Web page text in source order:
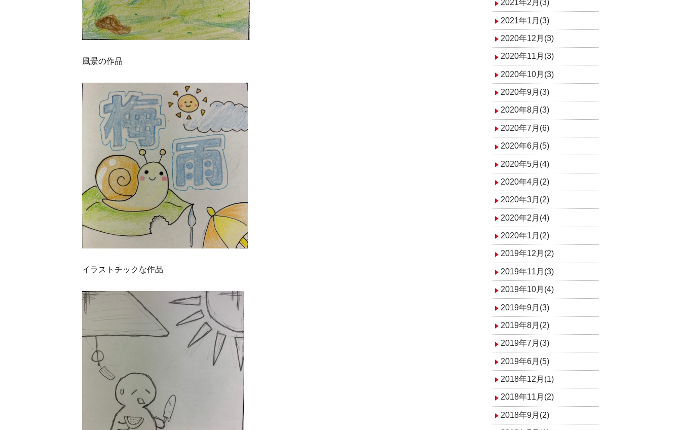
風景の作品
イラストチックな作品
2021年2月(3)
2021年1月(3)
2020年12月(3)
2020年11月(3)
2020年10月(3)
2020年9月(3)
2020年8月(3)
2020年7月(6)
2020年6月(5)
2020年5月(4)
2020年4月(2)
2020年3月(2)
2020年2月(4)
2020年1月(2)
2019年12月(2)
2019年11月(3)
2019年10月(4)
2019年9月(3)
2019年8月(2)
2019年7月(3)
2019年6月(5)
2018年12月(1)
2018年11月(2)
2018年9月(2)